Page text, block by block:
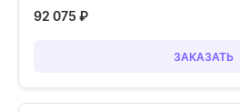
92 075 ₽
ЗАКАЗАТЬ